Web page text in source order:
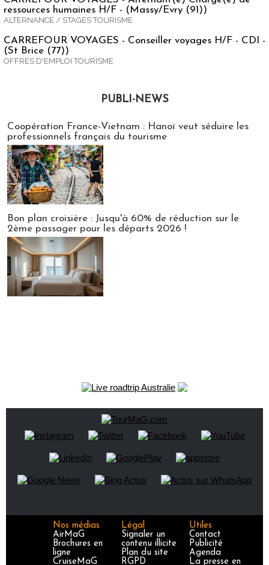
ressources humaines H/F - (Massy/Evry (91))
ALTERNANCE / STAGES TOURISME
CARREFOUR VOYAGES - Conseiller voyages H/F - CDI -
(St Brice (77))
OFFRES D'EMPLOI TOURISME
PUBLI-NEWS
Coopération France-Vietnam : Hanoï veut séduire les
professionnels français du tourisme
Bon plan croisière : Jusqu'à 60% de réduction sur le
2ème passager pour les départs 2026 !
Nos médias
AirMaG
Brochures en
ligne
CruiseMaG
Légal
Signaler un
contenu illicite
Plan du site
RGPD
Utiles
Contact
Publicité
Agenda
La presse en